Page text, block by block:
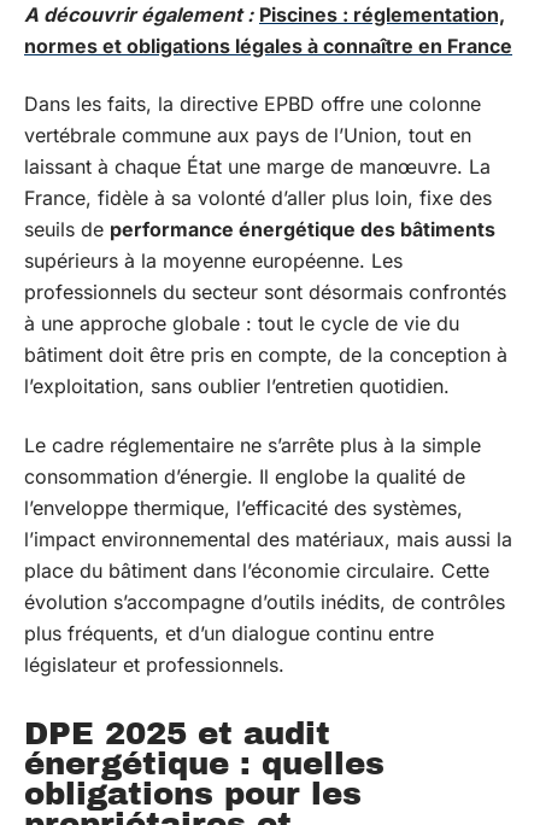
A découvrir également : Piscines : réglementation,
normes et obligations légales à connaître en France
Dans les faits, la directive EPBD offre une colonne
vertébrale commune aux pays de l’Union, tout en
laissant à chaque État une marge de manœuvre. La
France, fidèle à sa volonté d’aller plus loin, fixe des
seuils de performance énergétique des bâtiments
supérieurs à la moyenne européenne. Les
professionnels du secteur sont désormais confrontés
à une approche globale : tout le cycle de vie du
bâtiment doit être pris en compte, de la conception à
l’exploitation, sans oublier l’entretien quotidien.
Le cadre réglementaire ne s’arrête plus à la simple
consommation d’énergie. Il englobe la qualité de
l’enveloppe thermique, l’efficacité des systèmes,
l’impact environnemental des matériaux, mais aussi la
place du bâtiment dans l’économie circulaire. Cette
évolution s’accompagne d’outils inédits, de contrôles
plus fréquents, et d’un dialogue continu entre
législateur et professionnels.
DPE 2025 et audit
énergétique : quelles
obligations pour les